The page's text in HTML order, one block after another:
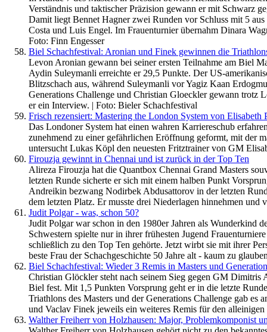
Verständnis und taktischer Präzision gewann er mit Schwarz
Damit liegt Bennet Hagner zwei Runden vor Schluss mit 5
Costa und Luis Engel. Im Frauenturnier übernahm Dinara
Foto: Finn Engesser
Biel Schachfestival: Aronian und Finek gewinnen die
Levon Aronian gewann bei seiner ersten Teilnahme am Biel
Aydin Suleymanli erreichte er 29,5 Punkte. Der US-
Blitzschach aus, während Suleymanli vor Yagiz Kaan
Generations Challenge und Christian Gloeckler gewann trotz
er ein Interview. | Foto: Bieler Schachfestival
Frisch rezensiert: Mastering the London System von Elisabeth
Das Londoner System hat einen wahren Karriereschub
zunehmend zu einer gefährlichen Eröffnung geformt, mit der
untersucht Lukas Köpl den neuesten Fritztrainer von GM
Firouzja gewinnt in Chennai und ist zurück in der Top Ten
Alireza Firouzja hat die Quantbox Chennai Grand Masters
letzten Runde sicherte er sich mit einem halben Punkt
Andreikin bezwang Nodirbek Abdusattorov in der letzten
dem letzten Platz. Er musste drei Niederlagen hinnehmen
Judit Polgar - was, schon 50?
Judit Polgar war schon in den 1980er Jahren als Wunderkind
Schwestern spielte nur in ihrer frühesten Jugend
schließlich zu den Top Ten gehörte. Jetzt wirbt sie mit ihrer
beste Frau der Schachgeschichte 50 Jahre alt - kaum zu
Biel Schachfestival: Wieder 3 Remis in Masters und
Christian Glöckler steht nach seinem Sieg gegen GM
Biel fest. Mit 1,5 Punkten Vorsprung geht er in die letzte
Triathlons des Masters und der Generations Challenge gab
und Vaclav Finek jeweils ein weiteres Remis für den
Walther Freiherr von Holzhausen: Major, Problemkomponist